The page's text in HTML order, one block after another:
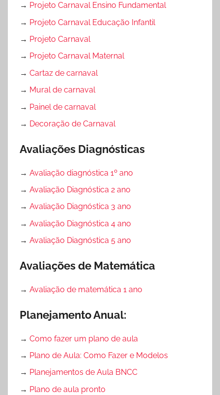
→ Projeto Carnaval Ensino Fundamental
→ Projeto Carnaval Educação Infantil
→ Projeto Carnaval
→ Projeto Carnaval Maternal
→ Cartaz de carnaval
→ Mural de carnaval
→ Painel de carnaval
→ Decoração de Carnaval
Avaliações Diagnósticas
→ Avaliação diagnóstica 1º ano
→ Avaliação Diagnóstica 2 ano
→ Avaliação Diagnóstica 3 ano
→ Avaliação Diagnóstica 4 ano
→ Avaliação Diagnóstica 5 ano
Avaliações de Matemática
→ Avaliação de matemática 1 ano
Planejamento Anual:
→ Como fazer um plano de aula
→ Plano de Aula: Como Fazer e Modelos
→ Planejamentos de Aula BNCC
→ Plano de aula pronto